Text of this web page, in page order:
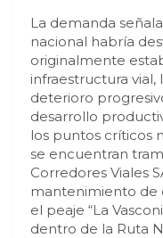
La demanda
nacional habría
originalmente
infraestructura
deterioro
desarrollo
los puntos críticos
se encuentran
Corredores Viales
mantenimiento de
el peaje “La
dentro de la Ruta